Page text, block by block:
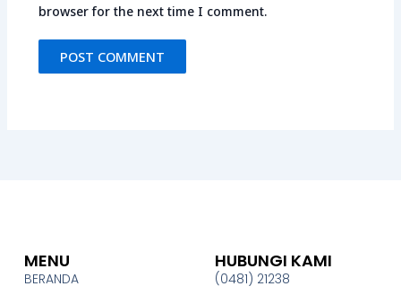
browser for the next time I comment.
MENU
BERANDA
HUBUNGI KAMI
(0481) 21238